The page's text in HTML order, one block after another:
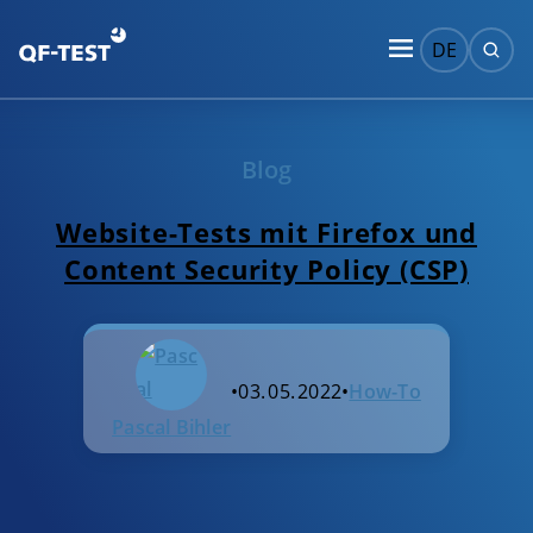
DE
Blog
Website-Tests mit Firefox und
Content Security Policy (CSP)
Pascal Bihler
•03. 05. 2022•How-To